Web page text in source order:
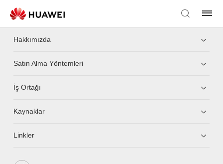
Hakkımızda
Satın Alma Yöntemleri
İş Ortağı
Kaynaklar
Linkler